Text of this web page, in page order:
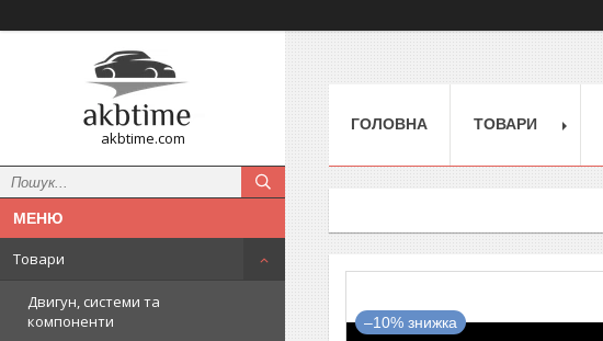
akbtime.com
Товари
Двигун, системи та
компоненти
ГОЛОВНА ТОВАРИ
–10%